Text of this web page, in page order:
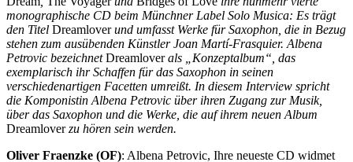
monographische CD beim Münchner Label Solo Musica: Es trägt
den Titel Dreamloverund umfasst Werke für Saxophon, die in Bezug
stehen zum ausübenden Künstler Joan Martí-Frasquier. Albena
Petrovic bezeichnetDreamloverals „Konzeptalbum“, das
exemplarisch ihr Schaffen für das Saxophon in seinen
verschiedenartigen Facetten umreißt. In diesem Interview spricht
die Komponistin Albena Petrovic über ihren Zugang zur Musik,
über das Saxophon und die Werke, die auf ihrem neuen Album
Dreamloverzu hören sein werden.
Oliver Fraenzke (OF): Albena Petrovic, Ihre neueste CD widmet